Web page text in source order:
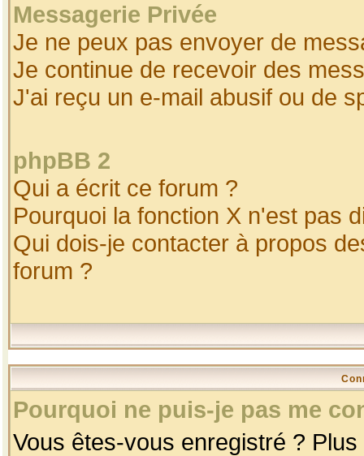
Messagerie Privée
Je ne peux pas envoyer de
Je continue de recevoir des
J'ai reçu un e-mail abusif ou de
phpBB 2
Qui a écrit ce forum ?
Pourquoi la fonction X n'est pas
Qui dois-je contacter à propos
forum ?
Pourquoi ne puis-je pas me
Vous êtes-vous enregistré ?